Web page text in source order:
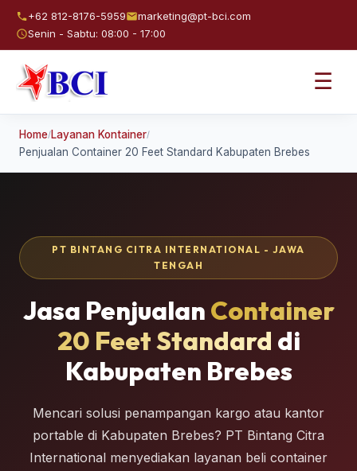
+62 812-8176-5959
marketing@pt-bci.com
Senin - Sabtu: 08:00 - 17:00
☰
Home/Layanan Kontainer/
Penjualan Container 20 Feet Standard Kabupaten Brebes
PT BINTANG CITRA INTERNATIONAL - JAWA
TENGAH
Jasa Penjualan Container
20 Feet Standard di
Kabupaten Brebes
Mencari solusi penampangan kargo atau kantor
portable di Kabupaten Brebes? PT Bintang Citra
International menyediakan layanan beli container